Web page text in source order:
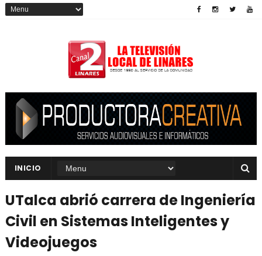
INICIO
UTalca abrió carrera de Ingeniería
Civil en Sistemas Inteligentes y
Videojuegos